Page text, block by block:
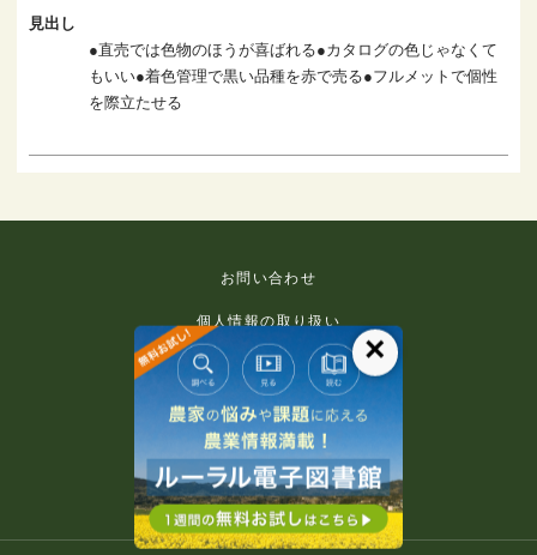
見出し
●直売では色物のほうが喜ばれる●カタログの色じゃなくて
もいい●着色管理で黒い品種を赤で売る●フルメットで個性
を際立たせる
お問い合わせ
個人情報の取り扱い
免責事項
利用規約
推奨環境
著作権等について
×